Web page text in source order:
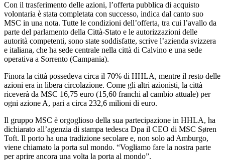
Con il trasferimento delle azioni, l’offerta pubblica di acquisto
volontaria è stata completata con successo, indica dal canto suo
MSC in una nota. Tutte le condizioni dell’offerta, tra cui l’avallo da
parte del parlamento della Città-Stato e le autorizzazioni delle
autorità competenti, sono state soddisfatte, scrive l’azienda svizzera
e italiana, che ha sede centrale nella città di Calvino e una sede
operativa a Sorrento (Campania).
Finora la città possedeva circa il 70% di HHLA, mentre il resto delle
azioni era in libera circolazione. Come gli altri azionisti, la città
riceverà da MSC 16,75 euro (15,60 franchi al cambio attuale) per
ogni azione A, pari a circa 232,6 milioni di euro.
Il gruppo MSC è orgoglioso della sua partecipazione in HHLA, ha
dichiarato all’agenzia di stampa tedesca Dpa il CEO di MSC Søren
Toft. Il porto ha una tradizione secolare e, non solo ad Amburgo,
viene chiamato la porta sul mondo. “Vogliamo fare la nostra parte
per aprire ancora una volta la porta al mondo”.